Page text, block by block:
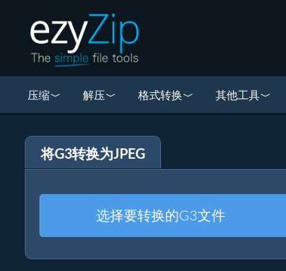
压缩 解压 格式转换 其他工具
将G3转换为JPEG
选择要转换的G3文件